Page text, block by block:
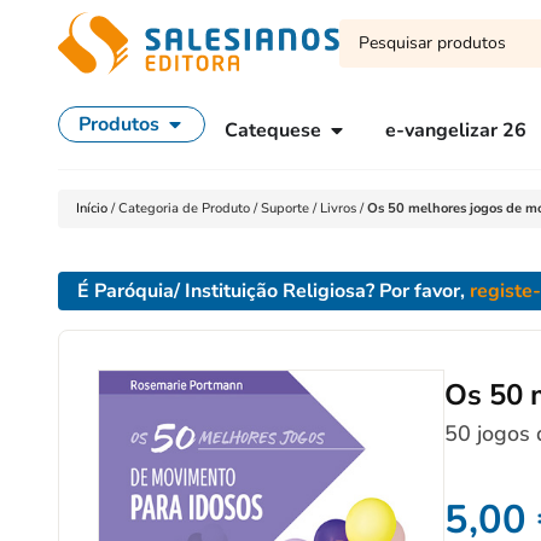
Produtos Catequese e-vangelizar 26
Início /Categoria de Produto /Suporte / Livros /Os 50 melhores jogos de
É Paróquia/ Instituição Religiosa? Por favor,
Os 50
50 jogos
5,00